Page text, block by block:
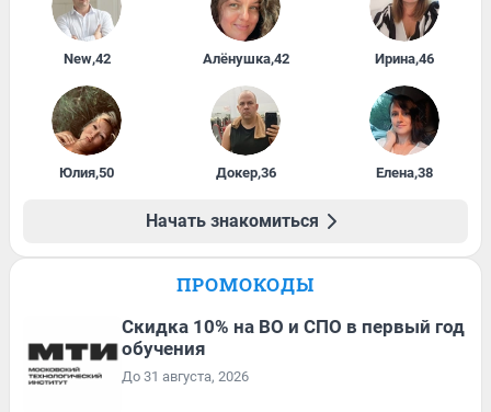
New,42 Алёнушка,42 Ирина,46
Юлия,50 Докер,36 Елена,38
Начать знакомиться
ПРОМОКОДЫ
Скидка 10% на ВО и СПО в первый год
обучения
До 31 августа, 2026